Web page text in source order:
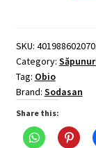
curatare
a
toaletei
750ml
Sodasan
quantity
SKU:
Category:
Tag: Obio
Brand: Sodasan
Share this: